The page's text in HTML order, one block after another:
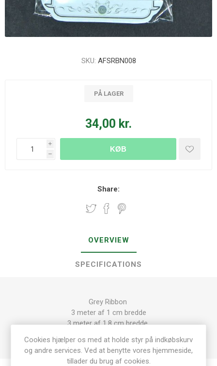
SKU: AFSRBN008
PÅ LAGER
34,00 kr.
i
h
KØB
Share:
OVERVIEW
SPECIFICATIONS
Grey Ribbon
3 meter af 1 cm bredde
3 meter af 1,8 cm bredde
Cookies hjælper os med at holde styr på indkøbskurv
og andre services. Ved at benytte vores hjemmeside,
tillader du brug af cookies.